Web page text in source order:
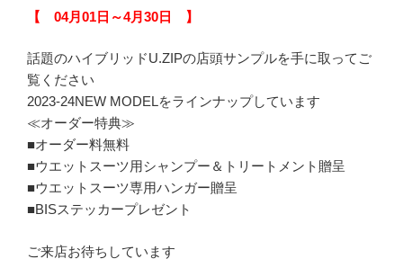
【 04月01日～4月30日 】
話題のハイブリッドU.ZIPの店頭サンプルを手に取ってご
覧ください
2023-24NEW MODELをラインナップしています
≪オーダー特典≫
■オーダー料無料
■ウエットスーツ用シャンプー＆トリートメント贈呈
■ウエットスーツ専用ハンガー贈呈
■BISステッカープレゼント
ご来店お待ちしています